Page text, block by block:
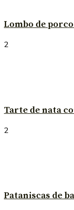
Lombo de
2
Tarte de nata
2
Pataniscas de